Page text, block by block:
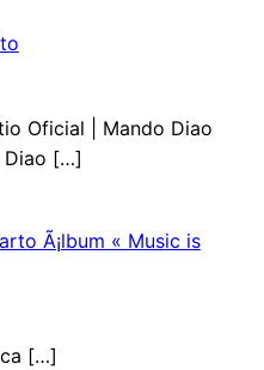
Oficial | Mando Diao
Diao […]
Ã¡lbum « Music is
[…]